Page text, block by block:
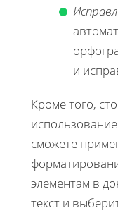
и
Кроме того,
сможете
элементам в
текст и